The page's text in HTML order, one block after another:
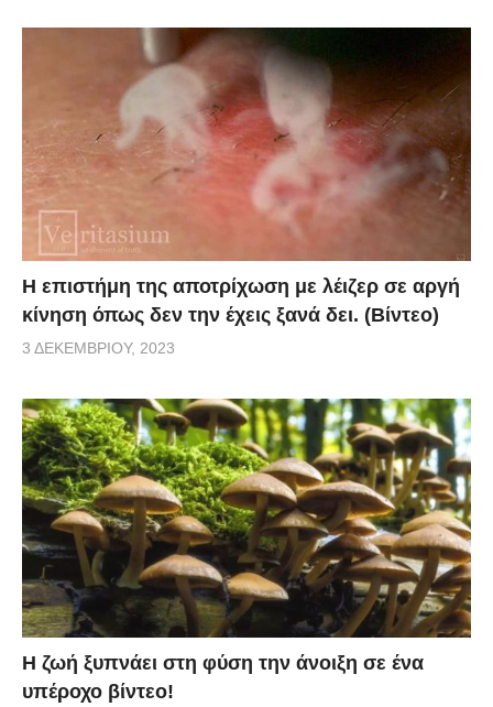
Η επιστήμη της αποτρίχωση με λέιζερ σε αργή
κίνηση όπως δεν την έχεις ξανά δει. (Βίντεο)
3 ΔΕΚΕΜΒΡΊΟΥ, 2023
Η ζωή ξυπνάει στη φύση την άνοιξη σε ένα
υπέροχο βίντεο!